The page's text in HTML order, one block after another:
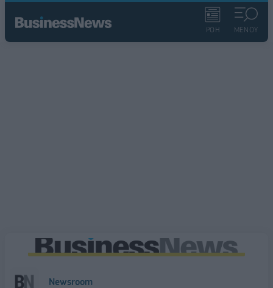
ΡΟΗ ΜΕΝΟΥ
Newsroom